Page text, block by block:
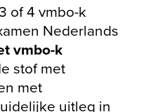
of 4 vmbo-k
Nederlands
vmbo-k
stof met
met
uitleg in